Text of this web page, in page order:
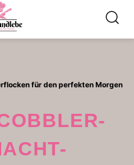
für den perfekten Morgen